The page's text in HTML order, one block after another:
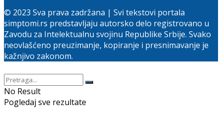
© 2023 Sva prava zadržana | Svi tekstovi portala
simptomi.rs predstavljaju autorsko delo registrovano u
Zavodu za Intelektualnu svojinu Republike Srbije. Svako
neovlašćeno preuzimanje, kopiranje i presnimavanje je
kažnjivo zakonom.
No Result
Pogledaj sve rezultate